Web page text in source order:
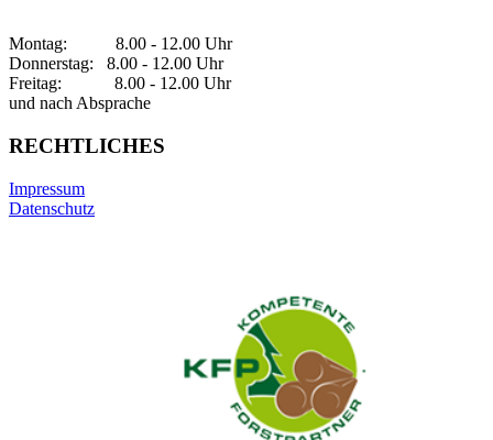
Montag: 8.00 - 12.00 Uhr
Donnerstag: 8.00 - 12.00 Uhr
Freitag: 8.00 - 12.00 Uhr
und nach Absprache
RECHTLICHES
Impressum
Datenschutz